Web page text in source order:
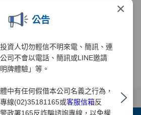
×
公告
資人切勿輕信不明來電、簡訊、連
司不會以電話、簡訊或LINE邀請
牌體驗」等。
中有任何假借本公司名義之行為，
線(02)35181165或客服信箱反
政署165反詐騙諮詢專線，以免權